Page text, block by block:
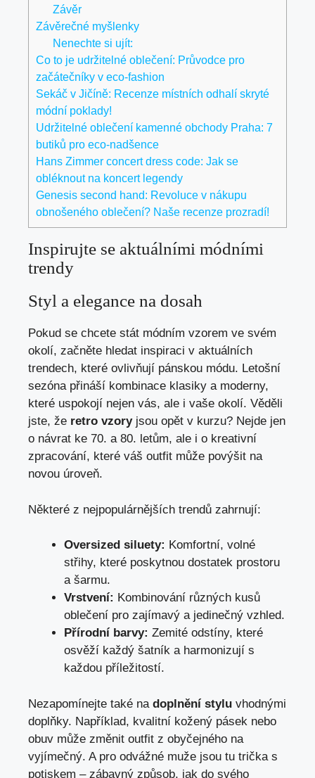
Závěr
Závěrečné myšlenky
Nenechte si ujít:
Co to je udržitelné oblečení: Průvodce pro
začátečníky v eco-fashion
Sekáč v Jičíně: Recenze místních odhalí skryté
módní poklady!
Udržitelné oblečení kamenné obchody Praha: 7
butiků pro eco-nadšence
Hans Zimmer concert dress code: Jak se
obléknout na koncert legendy
Genesis second hand: Revoluce v nákupu
obnošeného oblečení? Naše recenze prozradí!
Inspirujte se aktuálními módními
trendy
Styl a elegance na dosah
Pokud se chcete stát módním vzorem ve svém
okolí, začněte hledat inspiraci v aktuálních
trendech, které ovlivňují pánskou módu. Letošní
sezóna přináší kombinace klasiky a moderny,
které uspokojí nejen vás, ale i vaše okolí. Věděli
jste, že retro vzoryjsou opět v kurzu? Nejde jen
o návrat ke 70. a 80. letům, ale i o kreativní
zpracování, které váš outfit může povýšit na
novou úroveň.
Některé z nejpopulárnějších trendů zahrnují:
Oversized siluety: Komfortní, volné
střihy, které poskytnou dostatek prostoru
a šarmu.
Vrstvení: Kombinování různých kusů
oblečení pro zajímavý a jedinečný vzhled.
Přírodní barvy: Zemité odstíny, které
osvěží každý šatník a harmonizují s
každou příležitostí.
Nezapomínejte také na doplnění stylu vhodnými
doplňky. Například, kvalitní kožený pásek nebo
obuv může změnit outfit z obyčejného na
vyjímečný. A pro odvážné muže jsou tu trička s
potiskem – zábavný způsob, jak do svého